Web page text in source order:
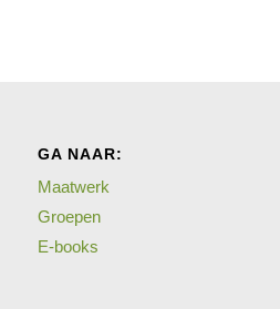
GA NAAR:
Maatwerk
Groepen
E-books